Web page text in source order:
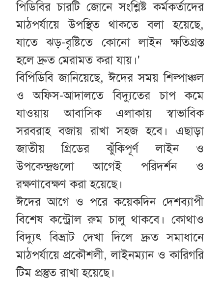
পিডিবির চারটি জোনে সংশ্লিষ্ট কর্মকর্তাদের
মাঠপর্যায়ে উপস্থিত থাকতে বলা হয়েছে,
যাতে ঝড়-বৃষ্টিতে কোনো লাইন ক্ষতিগ্রস্ত
হলে দ্রুত মেরামত করা যায়।'
বিপিডিবি জানিয়েছে, ঈদের সময় শিল্পাঞ্চল
ও অফিস-আদালতে বিদ্যুতের চাপ কমে
যাওয়ায় আবাসিক এলাকায় স্বাভাবিক
সরবরাহ বজায় রাখা সহজ হবে। এছাড়া
জাতীয় গ্রিডের ঝুঁকিপূর্ণ লাইন ও
উপকেন্দ্রগুলো আগেই পরিদর্শন ও
রক্ষণাবেক্ষণ করা হয়েছে।
ঈদের আগে ও পরে কয়েকদিন দেশব্যাপী
বিশেষ কন্ট্রোল রুম চালু থাকবে। কোথাও
বিদ্যুৎ বিভ্রাট দেখা দিলে দ্রুত সমাধানে
মাঠপর্যায়ে প্রকৌশলী, লাইনম্যান ও কারিগরি
টিম প্রস্তুত রাখা হয়েছে।